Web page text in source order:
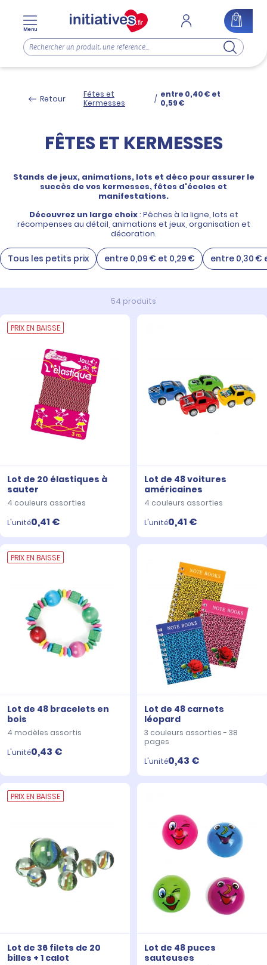
Menu
Retour
Fêtes et
Kermesses
/ entre 0,40 € et
0,59 €
FÊTES ET KERMESSES
Stands de jeux, animations, lots et déco pour assurer le
succès de vos kermesses, fêtes d'écoles et
manifestations.
Découvrez un large choix: Pêches à la ligne, lots et
récompenses au détail, animations et jeux, organisation et
décoration.
Tous les petits prix entre 0,09 € et 0,29 € entre 0,30 €
54 produits
PRIX EN BAISSE
Lot de 20 élastiques à
sauter
4 couleurs assorties
L'unité0,41 €
Lot de 48 voitures
américaines
4 couleurs assorties
L'unité0,41 €
PRIX EN BAISSE
Lot de 48 bracelets en
bois
4 modèles assortis
L'unité0,43 €
Lot de 48 carnets
léopard
3 couleurs assorties - 38
pages
L'unité0,43 €
PRIX EN BAISSE
Lot de 36 filets de 20
billes + 1 calot
Lot de 48 puces
sauteuses